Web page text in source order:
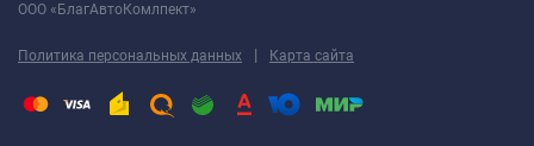
ООО «БлагАвтоКомлпект»
Политика персональных данных | Карта сайта